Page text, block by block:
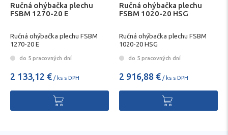
Ručná ohýbačka plechu
FSBM 1270-20 E
Ručná ohýbačka plechu FSBM
1270-20 E
do 5 pracovných dní
2 133,12 € / ks s DPH
Ručná ohýbačka plechu
FSBM 1020-20 HSG
Ručná ohýbačka plechu FSBM
1020-20 HSG
do 5 pracovných dní
2 916,88 € / ks s DPH